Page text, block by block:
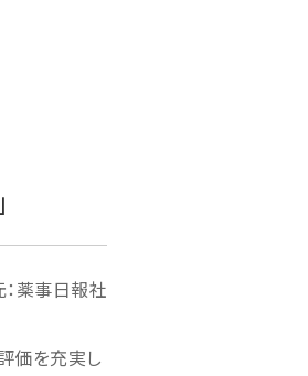
薬事日報社
価を充実し